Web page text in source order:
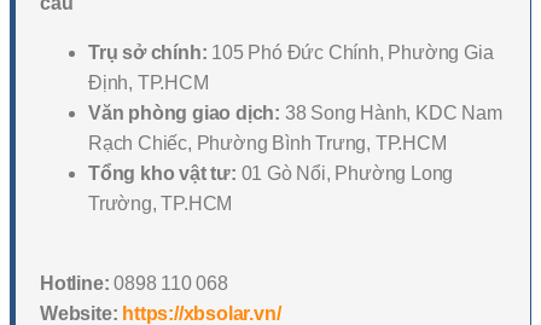
Trụ sở chính: 105 Phó Đức Chính, Phường Gia
Định, TP.HCM
Văn phòng giao dịch: 38 Song Hành, KDC Nam
Rạch Chiếc, Phường Bình Trưng, TP.HCM
Tổng kho vật tư: 01 Gò Nổi, Phường Long
Trường, TP.HCM
Hotline: 0898 110 068
Website: https://xbsolar.vn/